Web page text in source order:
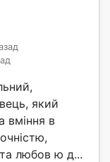
який
вміння в
та любов ю д...